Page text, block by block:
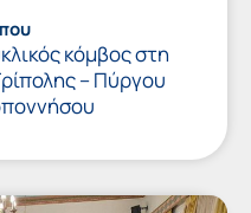
κόμβος στη
– Πύργου